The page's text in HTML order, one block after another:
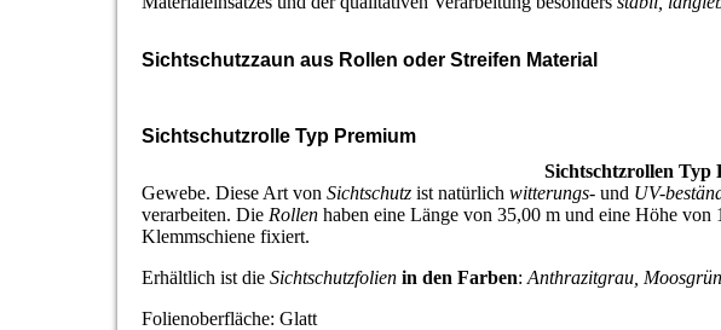
Sichtschutzzaun aus Rollen oder Streifen Material
Sichtschutzrolle Typ Premium
Sichtschtzrollen Typ
Gewebe. Diese Art von Sichtschutz ist natürlich witterungs- und UV-
verarbeiten. Die Rollen haben eine Länge von 35,00 m und eine Höhe
Klemmschiene fixiert.
Erhältlich ist die Sichtschutzfolien in den Farben: Anthrazitgrau,
Folienoberfläche: Glatt